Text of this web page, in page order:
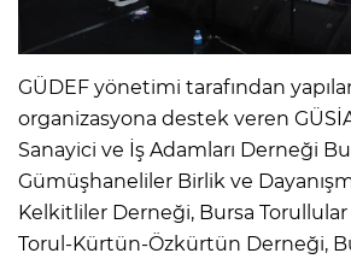
GÜDEF yönetimi tarafından
organizasyona destek veren
Sanayici ve İş Adamları Derneği
Gümüşhaneliler Birlik ve
Kelkitliler Derneği, Bursa
Torul-Kürtün-Özkürtün Derneği,